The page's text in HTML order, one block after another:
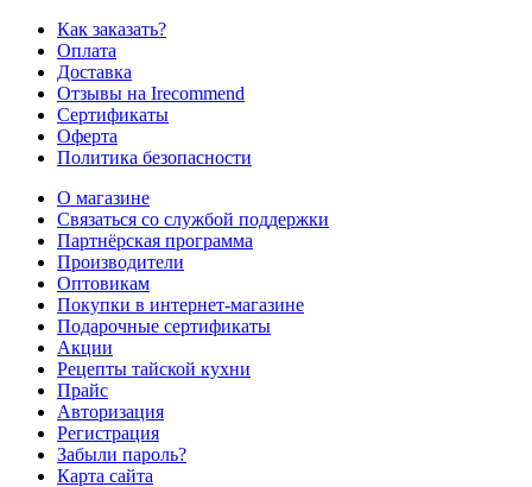
Как заказать?
Оплата
Доставка
Отзывы на Irecommend
Сертификаты
Оферта
Политика безопасности
О магазине
Связаться со службой поддержки
Партнёрская программа
Производители
Оптовикам
Покупки в интернет-магазине
Подарочные сертификаты
Акции
Рецепты тайской кухни
Прайс
Авторизация
Регистрация
Забыли пароль?
Карта сайта